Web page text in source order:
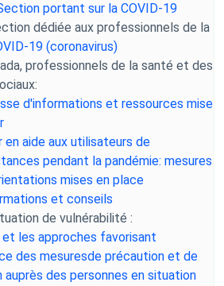
portant sur la COVID-19
dédiée aux professionnels de la
19 (coronavirus)
professionnels de la santé et des
d'informations et ressources mise
en aide aux utilisateurs de
pendant la pandémie: mesures
mises en place
et conseils
de vulnérabilité :
et les approches favorisant
des mesuresde précaution et de
des personnes en situation